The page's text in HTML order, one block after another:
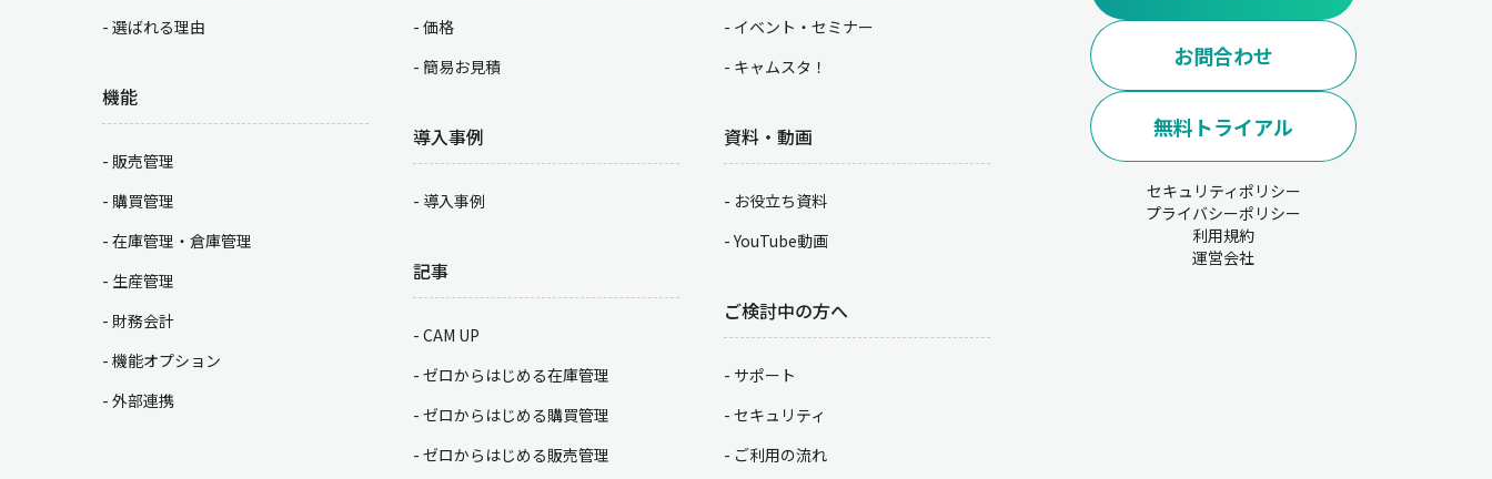
選ばれる理由
機能
販売管理
購買管理
在庫管理・倉庫管理
生産管理
財務会計
機能オプション
外部連携
価格
簡易お見積
導入事例
導入事例
記事
CAM UP
ゼロからはじめる在庫管理
ゼロからはじめる購買管理
ゼロからはじめる販売管理
イベント・セミナー
キャムスタ！
資料・動画
お役立ち資料
YouTube動画
ご検討中の方へ
サポート
セキュリティ
ご利用の流れ
お問合わせ
無料トライアル
セキュリティポリシー
プライバシーポリシー
利用規約
運営会社